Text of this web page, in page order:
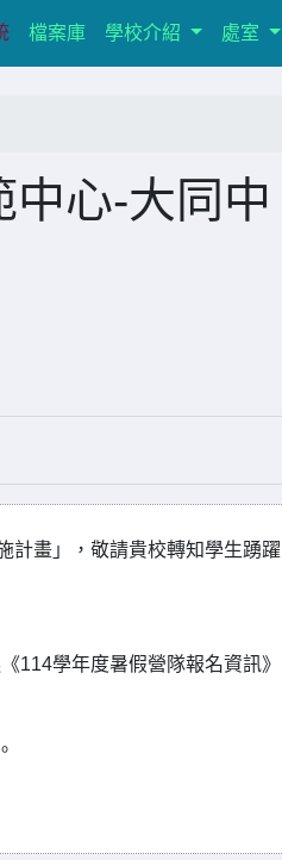
檔案庫 學校介紹 處室
心-大同中
計畫」，敬請貴校轉知學生踴躍
114學年度暑假營隊報名資訊》